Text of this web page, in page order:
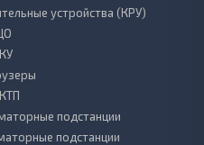
устройства (КРУ)
подстанции
подстанции